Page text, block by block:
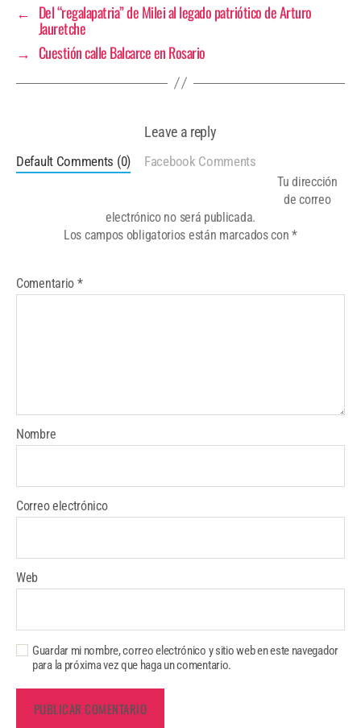
← Del “regalapatria” de Milei al legado patriótico de Arturo
Jauretche
→ Cuestión calle Balcarce en Rosario
Leave a reply
Default Comments (0) Facebook Comments
Tu dirección
de correo
electrónico no será publicada.
Los campos obligatorios están marcados con*
Comentario *
Nombre
Correo electrónico
Web
Guardar mi nombre, correo electrónico y sitio web en este navegador
para la próxima vez que haga un comentario.